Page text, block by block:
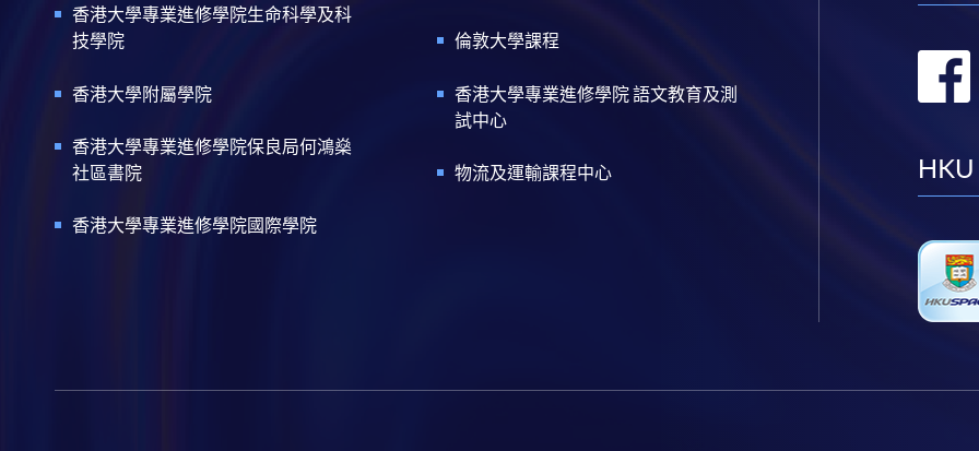
香港大學專業進修學院生命科學及科
技學院
香港大學附屬學院
香港大學專業進修學院保良局何鴻燊
社區書院
香港大學專業進修學院國際學院
倫敦大學課程
香港大學專業進修學院 語文教育及測
試中心
物流及運輸課程中心 HKU